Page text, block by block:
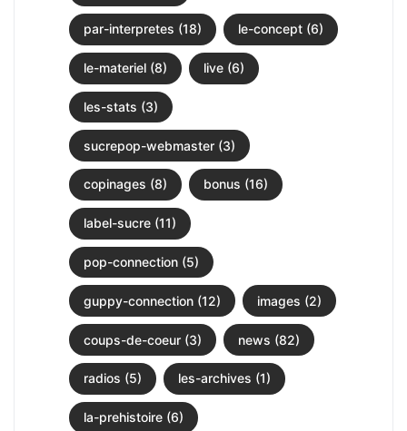
par-interpretes (18) le-concept (6)
le-materiel (8) live (6)
les-stats (3)
sucrepop-webmaster (3)
copinages (8) bonus (16)
label-sucre (11)
pop-connection (5)
guppy-connection (12) images (2)
coups-de-coeur (3) news (82)
radios (5) les-archives (1)
la-prehistoire (6)